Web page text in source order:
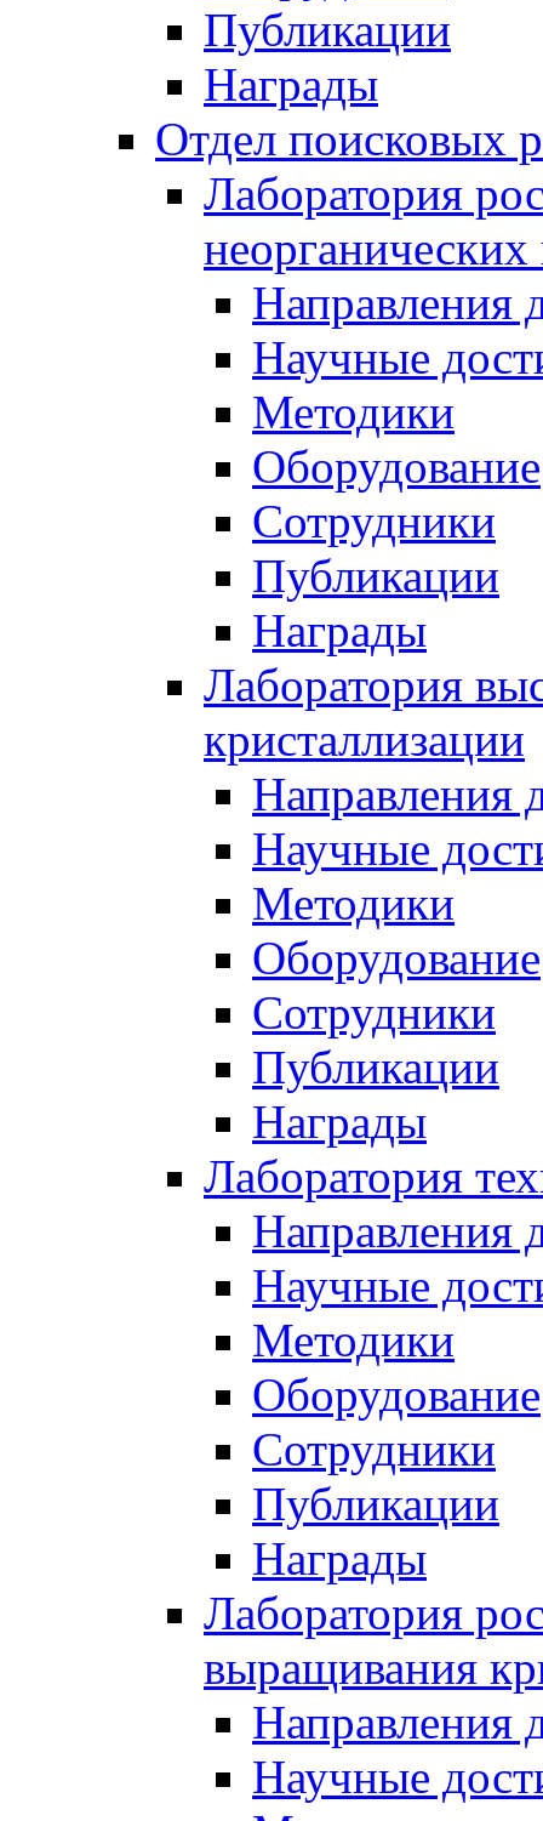
Публикации
Награды
Отдел поисковых
Лаборатория
Направления
Научные
Методики
Оборудование
Сотрудники
Публикации
Награды
Лаборатория
кристаллизации
Направления
Научные
Методики
Оборудование
Сотрудники
Публикации
Награды
Лаборатория
Направления
Научные
Методики
Оборудование
Сотрудники
Публикации
Награды
Лаборатория
выращивания
Направления
Научные